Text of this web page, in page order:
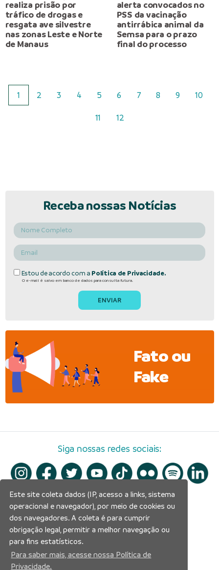
realiza prisão por
tráfico de drogas e
resgata ave silvestre
nas zonas Leste e Norte
de Manaus
alerta convocados no
PSS da vacinação
antirrábica animal da
Semsa para o prazo
final do processo
1 2 3 4 5 6 7 8 9 10
11 12
Receba nossas Notícias
Estou de acordo com a Política de Privacidade.
O e-mail é salvo em banco de dados para consulta futura.
Fato ou
Fake
Siga nossas redes sociais:
Este site coleta dados (IP, acesso a links, sistema
operacional e navegador), por meio de cookies ou
dos navegadores. A coleta é para cumprir
obrigação legal, permitir a melhor navegação ou
para fins estatísticos.
Para saber mais, acesse nossa Política de
Privacidade.